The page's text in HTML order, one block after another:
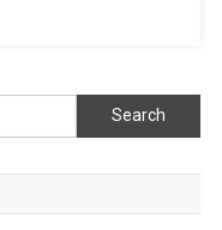
Search
for: